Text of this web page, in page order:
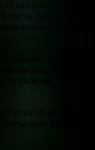
привело к сбоям.
вызвало
сети